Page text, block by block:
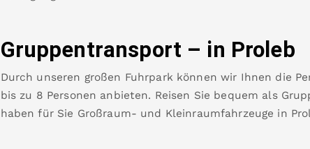
Gruppentransport – in Proleb
Durch unseren großen Fuhrpark können wir Ihnen die
bis zu 8 Personen anbieten. Reisen Sie bequem als
haben für Sie Großraum- und Kleinraumfahrzeuge in